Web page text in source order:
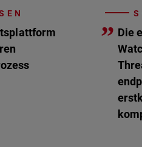
” Die